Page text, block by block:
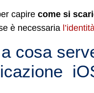
capire come si
è necessaria
a cosa